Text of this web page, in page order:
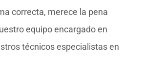
correcta, merece la pena
equipo encargado en
técnicos especialistas en